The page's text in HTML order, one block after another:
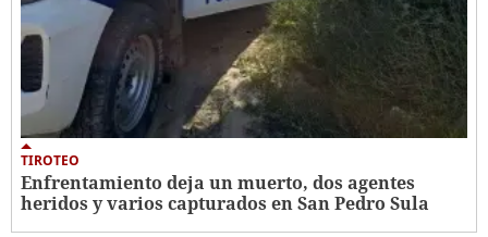
TIROTEO
Enfrentamiento deja un muerto, dos agentes
heridos y varios capturados en San Pedro Sula